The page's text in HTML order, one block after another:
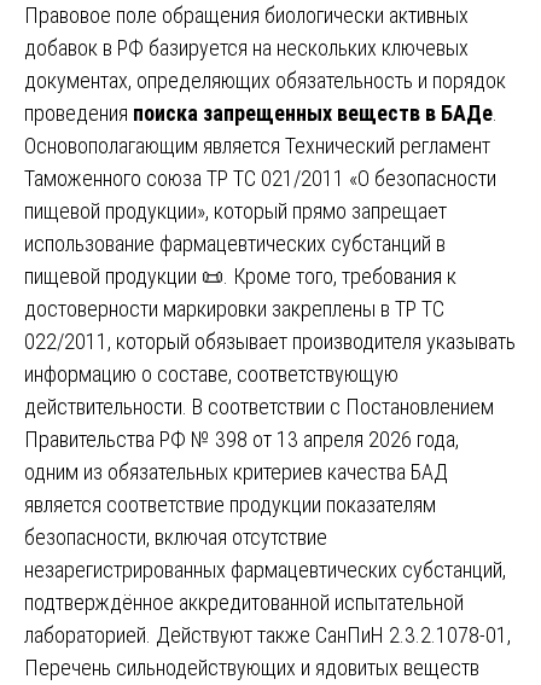
Правовое поле обращения биологически активных
добавок в РФ базируется на нескольких ключевых
документах, определяющих обязательность и порядок
проведения поиска запрещенных веществ в БАДе
Основополагающим является Технический регламент
Таможенного союза ТР ТС 021/2011 «О безопасности
пищевой продукции», который прямо запрещает
использование фармацевтических субстанций в
пищевой продукции 📜. Кроме того, требования к
достоверности маркировки закреплены в ТР ТС
022/2011, который обязывает производителя указывать
информацию о составе, соответствующую
действительности. В соответствии с Постановлением
Правительства РФ № 398 от 13 апреля 2026 года,
одним из обязательных критериев качества БАД
является соответствие продукции показателям
безопасности, включая отсутствие
незарегистрированных фармацевтических субстанций,
подтверждённое аккредитованной испытательной
лабораторией. Действуют также СанПиН 2.3.2.1078-01,
Перечень сильнодействующих и ядовитых веществ